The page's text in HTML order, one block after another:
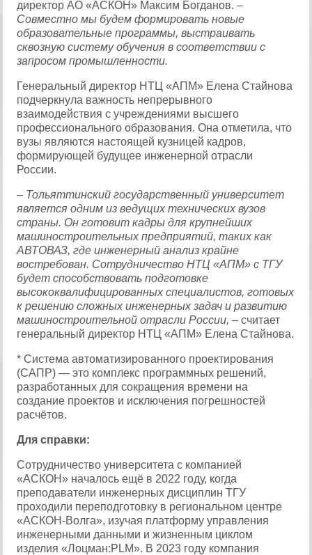
директор АО «АСКОН» Максим Богданов.–
Совместно мы будем формировать новые
образовательные программы, выстраивать
сквозную систему обучения в соответствии с
запросом промышленности.
Генеральный директор НТЦ «АПМ» Елена Стайнова
подчеркнула важность непрерывного
взаимодействия с учреждениями высшего
профессионального образования. Она отметила, что
вузы являются настоящей кузницей кадров,
формирующей будущее инженерной отрасли
России.
– Тольяттинский государственный университет
является одним из ведущих технических вузов
страны. Он готовит кадры для крупнейших
машиностроительных предприятий, таких как
АВТОВАЗ, где инженерный анализ крайне
востребован. Сотрудничество НТЦ «АПМ» с ТГУ
будет способствовать подготовке
высококвалифицированных специалистов, готовых
к решению сложных инженерных задач и развитию
машиностроительной отрасли России, – считает
генеральный директор НТЦ «АПМ» Елена Стайнова.
* Система автоматизированного проектирования
(САПР) — это комплекс программных решений,
разработанных для сокращения времени на
создание проектов и исключения погрешностей
расчётов.
Для справки:
Сотрудничество университета с компанией
«АСКОН» началось ещё в 2022 году, когда
преподаватели инженерных дисциплин ТГУ
проходили переподготовку в региональном центре
«АСКОН-Волга», изучая платформу управления
инженерными данными и жизненным циклом
изделия «Лоцман:PLM». В 2023 году компания